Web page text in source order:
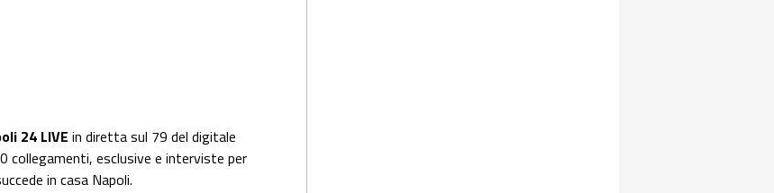
24 LIVE in diretta sul 79 del digitale
collegamenti, esclusive e interviste per
in casa Napoli.